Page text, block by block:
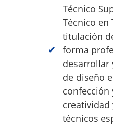
Técnico
Técnico en
titulación
forma
desarrollar
de diseño
confección
técnicos